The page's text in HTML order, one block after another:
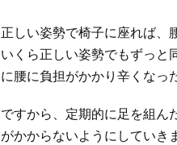
正しい姿勢で椅子に座れば、
いくら正しい姿勢でもずっと
に腰に負担がかかり辛くなっ
ですから、定期的に足を組ん
がかからないようにしていき